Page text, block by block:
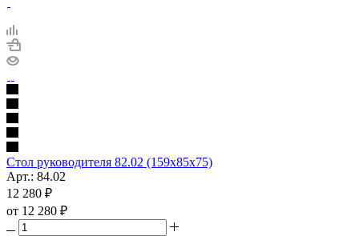
Стол руководителя 82.02 (159х85х75)
Арт.: 84.02
12 280 ₽
от 12 280 ₽